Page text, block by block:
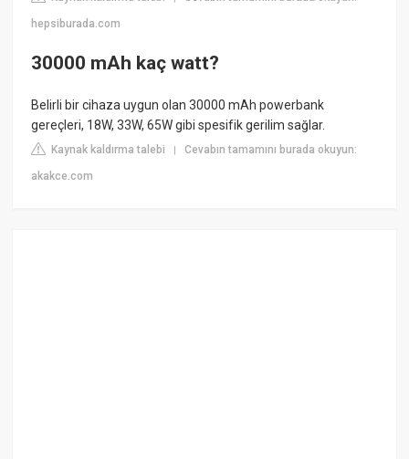
hepsiburada.com
30000 mAh kaç watt?
Belirli bir cihaza uygun olan 30000 mAh powerbank
gereçleri, 18W, 33W, 65W gibi spesifik gerilim sağlar.
Kaynak kaldırma talebi |Cevabın tamamını burada okuyun:
akakce.com